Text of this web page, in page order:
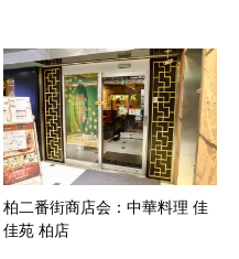
柏二番街商店会：中華料理 佳
佳苑 柏店